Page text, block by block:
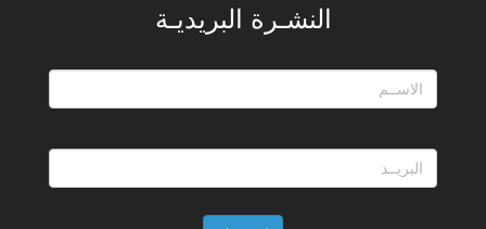
النشـرة البريديـة